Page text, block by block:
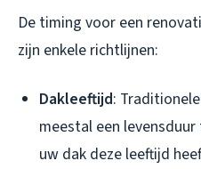
De timing voor een
zijn enkele richtlijnen:
Dakleeftijd:
meestal een levensduur
uw dak deze leeftijd